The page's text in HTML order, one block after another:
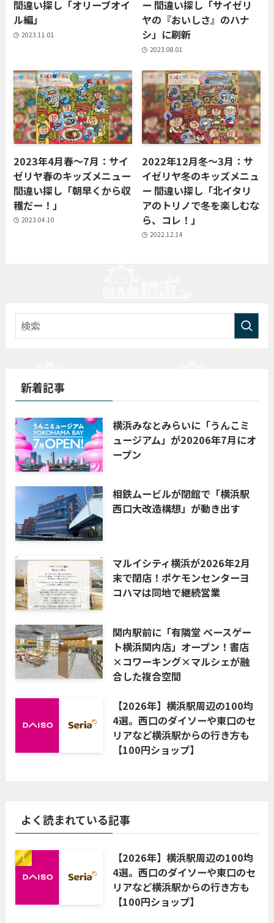
間違い探し「オリーブオイ
ル編」
2023.11.01
ー 間違い探し「サイゼリ
ヤの『おいしさ』のハナ
シ」に刷新
2023.08.01
2023年4月春〜7月：サイ
ゼリヤ春のキッズメニュー
間違い探し「朝早くから収
穫だー！」
2023.04.10
2022年12月冬〜3月：サ
イゼリヤ冬のキッズメニュ
ー 間違い探し「北イタリ
アのトリノで冬を楽しむな
ら、コレ！」
2022.12.14
新着記事
横浜みなとみらいに「うんこミ
ュージアム」が20206年7月にオ
ープン
相鉄ムービルが閉館で「横浜駅
西口大改造構想」が動き出す
マルイシティ横浜が2026年2月
末で閉店！ポケモンセンターヨ
コハマは同地で継続営業
関内駅前に「有隣堂 ベースゲー
ト横浜関内店」オープン！書店
×コワーキング×マルシェが融
合した複合空間
【2026年】横浜駅周辺の100均
4選。西口のダイソーや東口のセ
リアなど横浜駅からの行き方も
【100円ショップ】
よく読まれている記事
【2026年】横浜駅周辺の100均
4選。西口のダイソーや東口のセ
リアなど横浜駅からの行き方も
【100円ショップ】